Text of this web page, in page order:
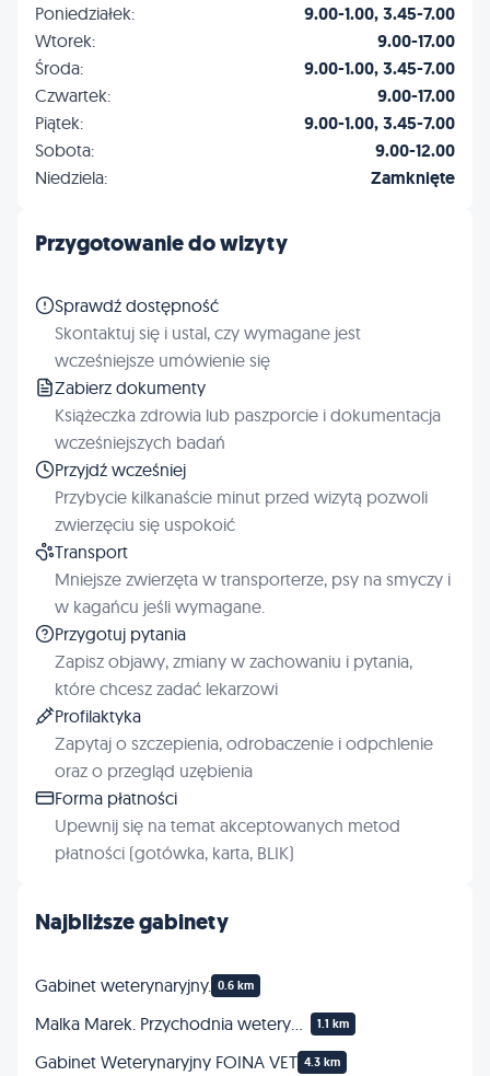
Najbliższe gabinety
Gabinet weterynaryjny. 0.6 km
1.1 km
Gabinet Weterynaryjny FOINA VET 4.3 km
Poniedziałek: 9.00-1.00, 3.45-7.00
Wtorek: 9.00-17.00
Środa: 9.00-1.00, 3.45-7.00
Czwartek: 9.00-17.00
Piątek: 9.00-1.00, 3.45-7.00
Sobota: 9.00-12.00
Niedziela: Zamknięte
Przygotowanie do wizyty
Sprawdź dostępność
Skontaktuj się i ustal, czy wymagane jest
wcześniejsze umówienie się
Zabierz dokumenty
Książeczka zdrowia lub paszporcie i dokumentacja
wcześniejszych badań
Przyjdź wcześniej
Przybycie kilkanaście minut przed wizytą pozwoli
zwierzęciu się uspokoić
Transport
Mniejsze zwierzęta w transporterze, psy na smyczy i
w kagańcu jeśli wymagane.
Przygotuj pytania
Zapisz objawy, zmiany w zachowaniu i pytania,
które chcesz zadać lekarzowi
Profilaktyka
Zapytaj o szczepienia, odrobaczenie i odpchlenie
oraz o przegląd uzębienia
Forma płatności
Upewnij się na temat akceptowanych metod
płatności (gotówka, karta, BLIK)